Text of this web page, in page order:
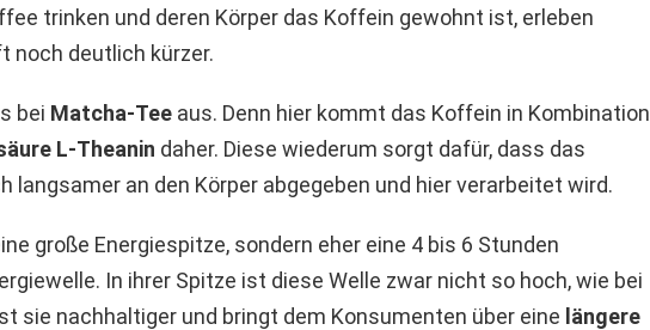
trinken und deren Körper das Koffein gewohnt ist, erleben
noch deutlich kürzer.
bei Matcha-Tee aus. Denn hier kommt das Koffein in Kombination
L-Theanin daher. Diese wiederum sorgt dafür, dass das
langsamer an den Körper abgegeben und hier verarbeitet wird.
große Energiespitze, sondern eher eine 4 bis 6 Stunden
In ihrer Spitze ist diese Welle zwar nicht so hoch, wie bei
sie nachhaltiger und bringt dem Konsumenten über eine längere